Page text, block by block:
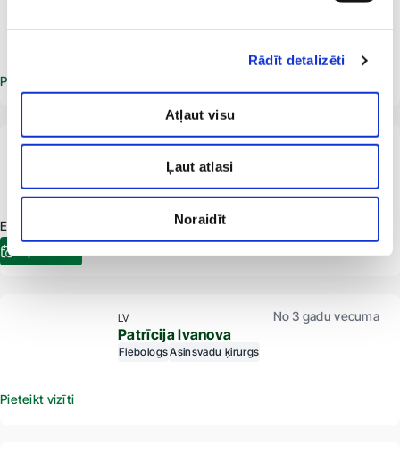
Rādīt detalizēti
Atļaut visu
Ļaut atlasi
Noraidīt
FlebologsAsinsvadu ķirurgs
Pieteikt vizīti
LV No 18 gadu vecuma
Pēteris Gerke
E-pieraksts.lv Pieejama tikšanās: 10.08.2026
LV No 3 gadu vecuma
Patrīcija Ivanova
FlebologsAsinsvadu ķirurgs
Pieteikt vizīti